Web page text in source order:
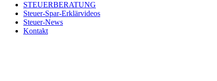
STEUERBERATUNG
Steuer-Spar-Erklärvideos
Steuer-News
Kontakt